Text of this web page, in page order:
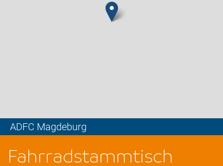
ADFC Magdeburg
Fahrradstammtisch